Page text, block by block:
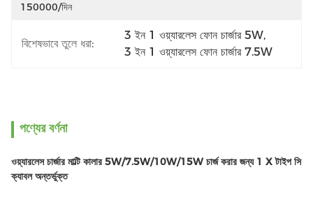
150000/দিন
বিশেষভাবে তুলে ধরা:
3 ইন 1 ওয়্যারলেস ফোন চার্জার 5W,
3 ইন 1 ওয়্যারলেস ফোন চার্জার 7.5W
পণ্যের বর্ণনা
ওয়্যারলেস চার্জার মাল্টি কালার 5W/7.5W/10W/15W চার্জ করার জন্য 1 X টাইপ সি
ক্যাবল অন্তর্ভুক্ত